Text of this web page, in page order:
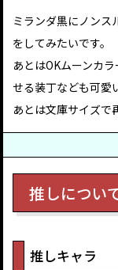
ミランダ黒にノンス
をしてみたいです。
あとはOKムーンカ
せる装丁なども可愛
あとは文庫サイズで
推しについ
推しキャラ